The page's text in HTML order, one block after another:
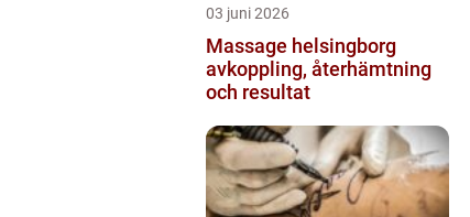
03 juni 2026
Massage helsingborg
avkoppling, återhämtning
och resultat